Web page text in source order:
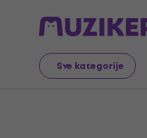
Sve kategorije
Merch Music Merch
Prodaja je završena